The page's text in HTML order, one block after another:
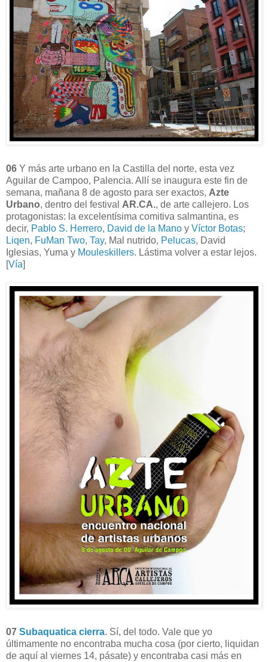
06 Y más arte urbano en la Castilla del norte, esta vez
Aguilar de Campoo, Palencia. Allí se inaugura este fin de
semana, mañana 8 de agosto para ser exactos, Azte
Urbano, dentro del festival AR.CA., de arte callejero. Los
protagonistas: la excelentísima comitiva salmantina, es
decir, Pablo S. Herrero, David de la Mano y Víctor Botas;
Liqen, FuMan Two, Tay, Mal nutrido, Pelucas, David
Iglesias, Yuma y Mouleskillers. Lástima volver a estar lejos.
[Vía]
07 Subaquatica cierra. Sí, del todo. Vale que yo
últimamente no encontraba mucha cosa (por cierto, liquidan
de aquí al viernes 14, pásate) y encontraba casi más en